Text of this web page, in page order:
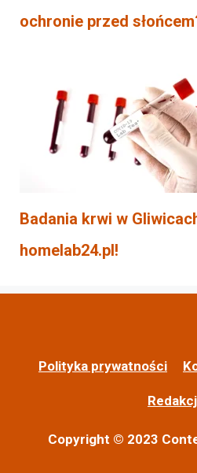
ochronie przed
Badania krwi w
homelab24.pl!
Polityka prywatności
Copyright © 2023